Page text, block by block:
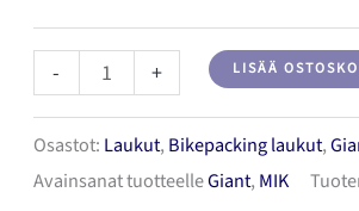
-
Giant
Mik
Trunk
+ LISÄÄ
Osastot: Laukut, Bikepacking laukut,
Avainsanat tuotteelleGiant, MIK